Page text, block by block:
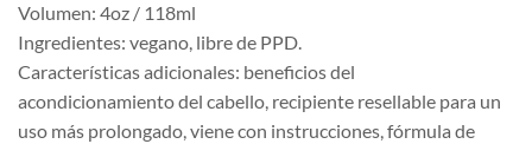
Volumen: 4oz / 118ml
Ingredientes: vegano, libre de PPD.
Características adicionales: beneficios del
acondicionamiento del cabello, recipiente resellable para un
uso más prolongado, viene con instrucciones, fórmula de